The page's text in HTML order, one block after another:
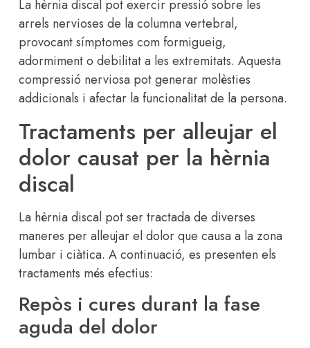
La hèrnia discal pot exercir pressió sobre les
arrels nervioses de la columna vertebral,
provocant símptomes com formigueig,
adormiment o debilitat a les extremitats. Aquesta
compressió nerviosa pot generar molèsties
addicionals i afectar la funcionalitat de la persona.
Tractaments per alleujar el
dolor causat per la hèrnia
discal
La hèrnia discal pot ser tractada de diverses
maneres per alleujar el dolor que causa a la zona
lumbar i ciàtica. A continuació, es presenten els
tractaments més efectius:
Repòs i cures durant la fase
aguda del dolor